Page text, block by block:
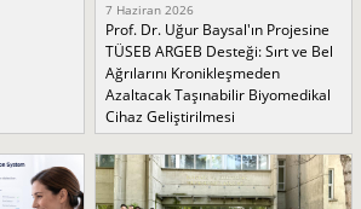
7 Haziran 2026
Prof. Dr. Uğur Baysal'ın Projesine
TÜSEB ARGEB Desteği: Sırt ve Bel
Ağrılarını Kronikleşmeden
Azaltacak Taşınabilir Biyomedikal
Cihaz Geliştirilmesi